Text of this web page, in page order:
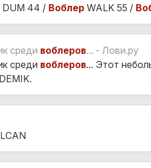
DUM 44 / Воблер WALK 55 /
среди воблеров... - Лови.ру
среди воблеров... Этот